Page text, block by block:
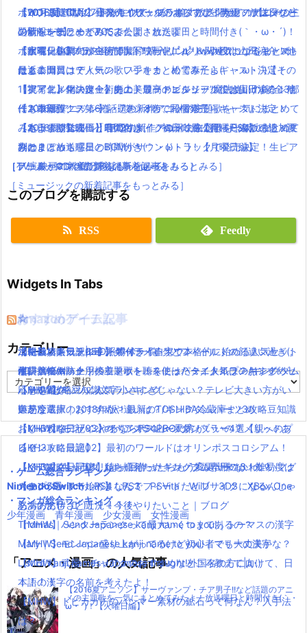
ポインコ新CM！「何かに似ている」篇！放送開始！！【ローソ
ン×ドコモ】
「銀魂」小栗旬が主演で実写映画化( ﾟдﾟ )www気になるキャスト
は？公開日は？
【実写化】鋼の錬金術師エドワードエルリック役は山田涼介！他
にも本田翼、ディーン・フジオカ、松雪泰子らキャスト決定！
【本日公開】映画「君の名は。」初日に見に行った人の感想・評
判は？
［TV・映画の新着記事をもっとみる］
【WOFF】10月27日発売！ワールドオブファイナルファンタジー
の新トレーラーがTGSで公開されたよ！
ポケモンGOプラス発売開始！購入リンク＆関連グッツをまとめ
たよ！
「アイドルマスター」史上、最高のビジュアルでお届けするシリ
ーズ最新作！
【もうすぐ発売！】FF12リメイクの新映像公開！PS4版の追加要
素のまとめ！
［ゲーム・スマホアプリの新着記事をもっとみる］
【10月放送開始】終末のイゼッタのあらすじ・声優・放送日など
の情報をまとめてみたよ！
【実写化】鋼の錬金術師エドワードエルリック役は山田涼介！他
にも本田翼、ディーン・フジオカ、松雪泰子らキャスト決定！
【祝アニメ化決定！】あの美麗ファンタジー”魔法使いの嫁”全3部
作！コミックス第6巻・7巻・8巻で同梱発売
【2016夏アニソン】話題の新作アニメの主題歌を一気にまとめて
みたよ！放送曜日と時間付き(｀・ω・´)！【月曜日編】
［アニメ・マンガの新着記事をもっとみる］
【2016夏アニソン】ツキウタ。プラネタリアンなどのアニメの主
題歌を一気にまとめてみたよ！放送曜日と時間付き(｀・ω・´)！
【水曜日編】
最近ニコニコで人気の歌い手をまとめてみたよ(｀・ω・´)【その
1】
【2016夏アニソン】話題の新作アニメの主題歌を一気にまとめて
みたよ！放送曜日と時間付き(｀・ω・´)！【月曜日編】
ひとりぼっち惑星のBGMがサウンドトラックで発売決定！生ピア
ノ演奏がCDで聴けるよ(｀・ω・´)
［ミュージックの新着記事をもっとみる］
このブログを購読する
RSS Feedly
Widgets In Tabs
おすすめゲーム記事
【モンハンワールド】キャラメイクとフィールドの顔違い過ぎ(;
´Д｀)www
【MHW】モンハン文字小さすぎじゃない？テレビ大きい方がい
いかな？
【MHW】モンハンやるならPS4PROの方がいいの？メリットあ
る？
【MHW】キャラクリは一回作ったらもう変更出来ないの？
【モンハンワールド】なんでフィードだとブサイクになるんじゃ
ああああ(#ﾟДﾟ)！！！！！
【MHW】ハンターランクって最大いくつまであるの？
【MHW】モンハン盛り上がってるけど初心者でも大丈夫かな？
【MHW】武器：チャアクのおすすめなところ教えて|д･)
！！！！
【MHW】トビカガチのハンマー素材の鉱石って何なん？入手法
は？
Amazonアイテム
水耕栽培キット|LED照明付き！自宅で本格的に始める人気セット
水耕栽培キット｜ペットボトルを使ったミニタイプのおすすめセ
ットを紹介
東芝冷蔵庫｜2018年版！最新のTOSHIBA冷蔵庫まとめ
おしゃれなデザインのペアステンレスタンブラー4選【親へのプ
レゼントに最適】
【ペアマグ】同棲したら揃えたい！カップル専用のかわいいマグ
カップ5選
☆
ニンテンドースイッチ 本体 一覧
使い捨てマスク
☆
消化器／人気ランキング
耐震・転倒防止用接着マット・ストッパー／人気ランキング
応急処置グッツ／人気ランキング
☆
【KH3攻略日記05】トワイライトタウン
キングダムハーツの主題歌を聴くには？タイトルは？/キングダム
ハーツ3攻略豆知識
難易度選択のおすすめや違いは？/キングダムハーツ3攻略豆知識
【KH3攻略日記03】オリンポス山〜天界！
【KH3攻略日記02】最初のワールドはオリンポスコロシアム！
【KH3攻略日記01】待ちに待ったキングダムハーツ3！難易度は
スタンダードで始めました！
怒濤の忙しさと近況＋今後やりたいこと｜ブログ
Thomas｜Send Japanese kanji name to you!｜トーマスの漢字
Mary｜Send Japanese kanji name to you!｜マリーの漢字
List of kanji names Japanese thought!外国名の方に向けて、日
本語の漢字の名前を考えたよ！
カテゴリー
テ
リ
ー
・ゲーム総合ランキング
Nintendo Switch
PS4 PS3 PSVita WiiU 3DS
XBox One
・マンガ総合ランキング
少年漫画
青年漫画 少女漫画 女性漫画
「アニメ・漫画」の人気記事
【2016夏アニソン】サーヴァンプ・チア男子!!など話題のアニ
メの主題歌を一気にまとめてみたよ！放送曜日と時間付き(｀・
ω・´)！【火曜日編】